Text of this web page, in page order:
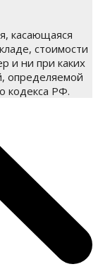
касающаяся
стоимости
и ни при каких
определяемой
кодекса РФ.